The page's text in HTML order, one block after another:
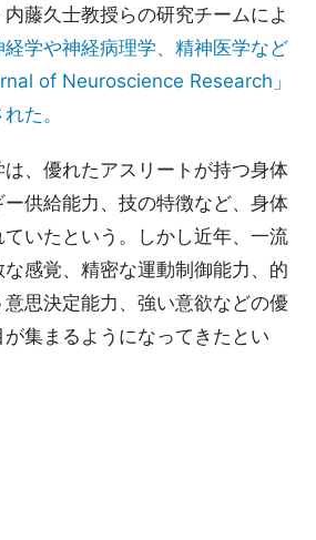
藤久士教授らの研究チームによ
学や神経病理学、精神医学など
of Neuroscience Research」
た。
、優れたアスリートが持つ身体
供給能力、技の特徴など、身体
いたという。しかし近年、一流
感覚、精密な運動制御能力、的
思決定能力、強い意欲などの優
集まるようになってきたとい